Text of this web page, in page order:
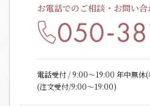
お電話でのご相談・お問い合
電話受付 / 9:00〜19:00 年中無休
(注文受付/9:00～19:00)